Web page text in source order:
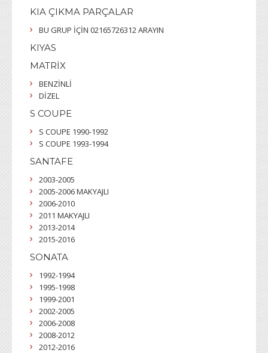
KIA ÇIKMA PARÇALAR
BU GRUP İÇİN 02165726312 ARAYIN
KIYAS
MATRİX
BENZİNLİ
DİZEL
S COUPE
S COUPE 1990-1992
S COUPE 1993-1994
SANTAFE
2003-2005
2005-2006 MAKYAJLI
2006-2010
2011 MAKYAJLI
2013-2014
2015-2016
SONATA
1992-1994
1995-1998
1999-2001
2002-2005
2006-2008
2008-2012
2012-2016